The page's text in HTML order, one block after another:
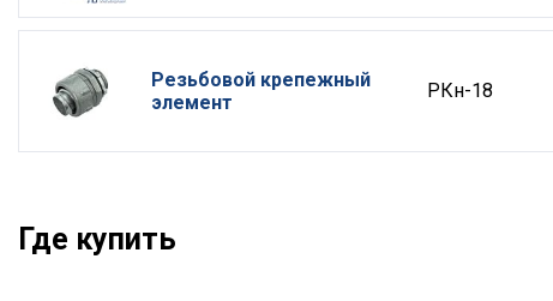
Резьбовой крепежный
элемент
РКн-18
Где купить